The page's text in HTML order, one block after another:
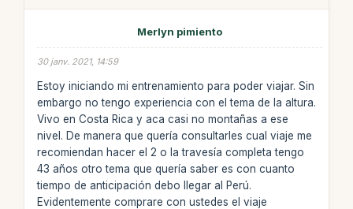
Merlyn pimiento
30 janv. 2021, 14:59
Estoy iniciando mi entrenamiento para poder viajar. Sin
embargo no tengo experiencia con el tema de la altura.
Vivo en Costa Rica y aca casi no montañas a ese
nivel. De manera que quería consultarles cual viaje me
recomiendan hacer el 2 o la travesía completa tengo
43 años otro tema que quería saber es con cuanto
tiempo de anticipación debo llegar al Perú.
Evidentemente comprare con ustedes el viaje